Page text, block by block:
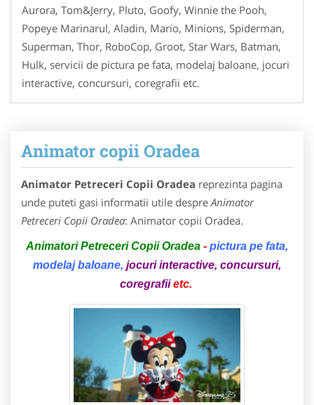
Aurora, Tom&Jerry, Pluto, Goofy, Winnie the Pooh,
Popeye Marinarul, Aladin, Mario, Minions, Spiderman,
Superman, Thor, RoboCop, Groot, Star Wars, Batman,
Hulk, servicii de pictura pe fata, modelaj baloane, jocuri
interactive, concursuri, coregrafii etc.
Animator copii Oradea
Animator Petreceri Copii Oradea reprezinta pagina
unde puteti gasi informatii utile despreAnimator
Petreceri Copii Oradea: Animator copii Oradea.
Animatori Petreceri Copii Oradea - pictura pe fata,
modelaj baloane, jocuri interactive, concursuri,
coregrafiietc.